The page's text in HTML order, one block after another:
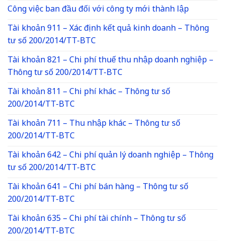
Công việc ban đầu đối với công ty mới thành lập
Tài khoản 911 – Xác định kết quả kinh doanh – Thông
tư số 200/2014/TT-BTC
Tài khoản 821 – Chi phí thuế thu nhập doanh nghiệp –
Thông tư số 200/2014/TT-BTC
Tài khoản 811 – Chi phí khác – Thông tư số
200/2014/TT-BTC
Tài khoản 711 – Thu nhập khác – Thông tư số
200/2014/TT-BTC
Tài khoản 642 – Chi phí quản lý doanh nghiệp – Thông
tư số 200/2014/TT-BTC
Tài khoản 641 – Chi phí bán hàng – Thông tư số
200/2014/TT-BTC
Tài khoản 635 – Chi phí tài chính – Thông tư số
200/2014/TT-BTC